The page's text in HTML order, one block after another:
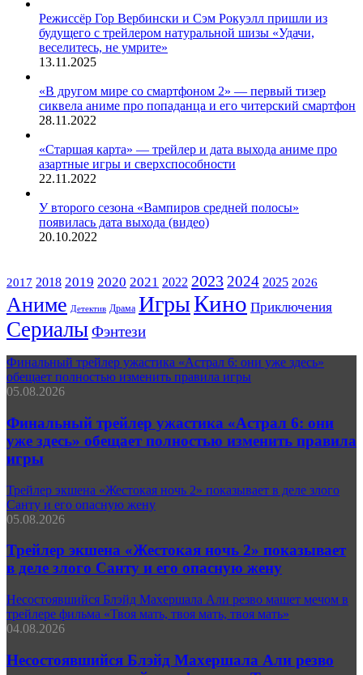
Режиссёр Гор Вербински и Сэм Рокуэлл пришли из
будущего с трейлером натуральной шизы «Удачи,
веселитесь, не умрите»
13.11.2025
«В другом мире со смартфоном 2» — первый тизер
сиквела аниме про попаданца и его читерский смартфон
28.11.2022
«Старшая карта» — трейлер и дата выхода аниме про
азартные игры и сверхспособности
22.11.2022
У второго сезона «Вампиров средней полосы»
появилась дата выхода (видео)
20.10.2022
2017 2018 2019 2020 2021 2022 2023 2024 2025 2026
Аниме Детектив Драма ИгрыКино Приключения
СериалыФэнтези
Финальный трейлер ужастика «Астрал 6: они уже здесь»
обещает полностью изменить правила игры
05.08.2026
Финальный трейлер ужастика «Астрал 6: они
уже здесь» обещает полностью изменить правила
игры
Трейлер экшена «Жестокая ночь 2» показывает в деле злого
Санту и его опасную жену
05.08.2026
Трейлер экшена «Жестокая ночь 2» показывает
в деле злого Санту и его опасную жену
Несостоявшийся Блэйд Махершала Али резво машет мечом в
трейлере фильма «Твоя мать, твоя мать, твоя мать»
04.08.2026
Несостоявшийся Блэйд Махершала Али резво